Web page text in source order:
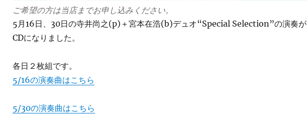
ご希望の方は当店までお申し込みください。
5月16日、30日の寺井尚之(p)＋宮本在浩(b)デュオ“Special Selection”の演奏が
CDになりました。
各日２枚組です。
5/16の演奏曲はこちら
5/30の演奏曲はこちら